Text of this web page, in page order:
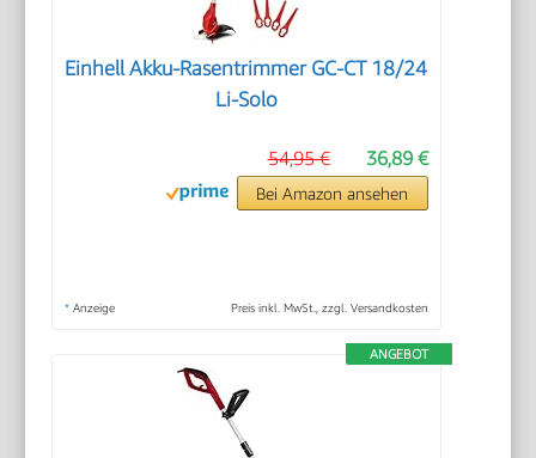
Einhell Akku-Rasentrimmer GC-CT 18/24
Li-Solo
36,89 €
54,95 €
Bei Amazon ansehen
* Anzeige Preis inkl. MwSt., zzgl. Versandkosten
ANGEBOT